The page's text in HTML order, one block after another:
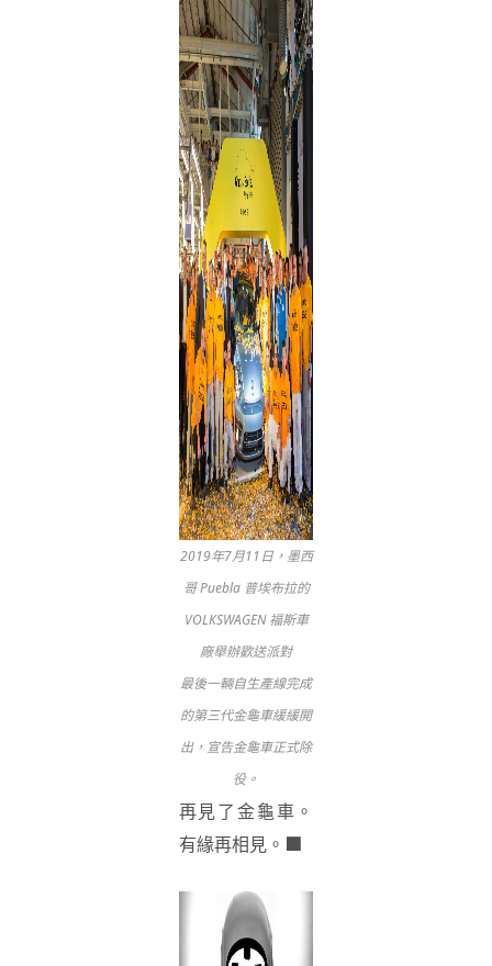
2019年7月11日，墨西
哥 Puebla 普埃布拉的
VOLKSWAGEN 福斯車
廠舉辦歡送派對
最後一輛自生產線完成
的第三代金龜車緩緩開
出，宣告金龜車正式除
役。
再見了金龜車。
有緣再相見。 ■